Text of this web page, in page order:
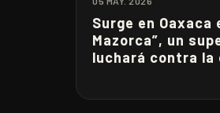
Surge en Oaxaca
Mazorca”, un
luchará contra la